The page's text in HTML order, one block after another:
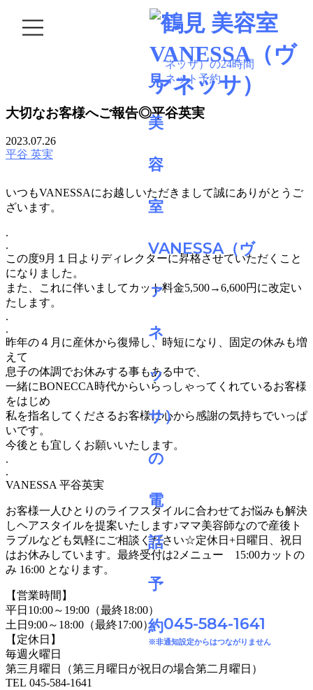
045-584-1641
※非通知設定からはつながりません
BLOG
大切なお客様へご報告◎平谷英実
2023.07.26
平谷 英実
いつもVANESSAにお越しいただきまして誠にありがとうご
ざいます。
.
.
この度9月１日よりディレクターに昇格させていただくこと
になりました。
また、これに伴いましてカット料金5,500→6,600円に改定い
たします。
.
.
昨年の４月に産休から復帰し、時短になり、固定の休みも増
えて
息子の体調でお休みする事もある中で、
一緒にBONECCA時代からいらっしゃってくれているお客様
をはじめ
私を指名してくださるお客様に心から感謝の気持ちでいっぱ
いです。
今後とも宜しくお願いいたします。
.
.
VANESSA 平谷英実
お客様一人ひとりのライフスタイルに合わせてお悩みも解決
しヘアスタイルを提案いたします♪ママ美容師なので産後ト
ラブルなども気軽にご相談ください☆定休日+日曜日、祝日
はお休みしています。最終受付は2メニュー 15:00カットの
み 16:00 となります。
【営業時間】
平日10:00～19:00（最終18:00）
土日9:00～18:00（最終17:00）
【定休日】
毎週火曜日
第三月曜日（第三月曜日が祝日の場合第二月曜日）
TEL 045-584-1641